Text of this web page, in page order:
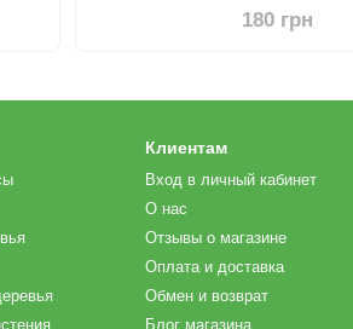
180 грн
Клиентам
Вход в личный кабинет
О нас
Отзывы о магазине
Оплата и доставка
Обмен и возврат
Блог магазина